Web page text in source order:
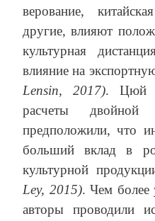
верование,
другие, влияют
культурная
влияние на
Lensin, 2017). Цюй
расчеты
предположили, что
больший вклад в
культурной
Ley, 2015). Чем более
авторы проводили